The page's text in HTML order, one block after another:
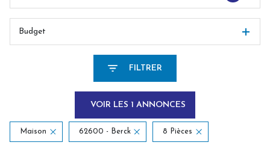
Budget
FILTRER
VOIR LES 1 ANNONCES
Maison 62600 - Berck 8 Pièces